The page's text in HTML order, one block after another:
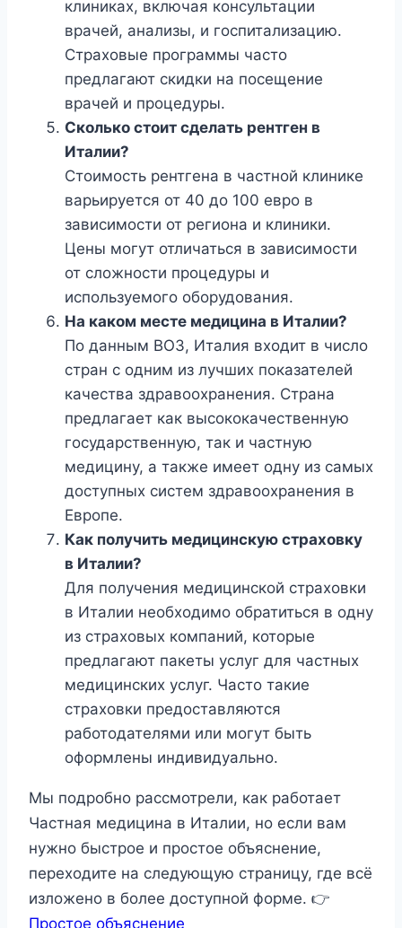
клиниках, включая консультации
врачей, анализы, и госпитализацию.
Страховые программы часто
предлагают скидки на посещение
врачей и процедуры.
Сколько стоит сделать рентген в
Италии?
Стоимость рентгена в частной клинике
варьируется от 40 до 100 евро в
зависимости от региона и клиники.
Цены могут отличаться в зависимости
от сложности процедуры и
используемого оборудования.
На каком месте медицина в Италии?
По данным ВОЗ, Италия входит в число
стран с одним из лучших показателей
качества здравоохранения. Страна
предлагает как высококачественную
государственную, так и частную
медицину, а также имеет одну из самых
доступных систем здравоохранения в
Европе.
Как получить медицинскую страховку
в Италии?
Для получения медицинской страховки
в Италии необходимо обратиться в одну
из страховых компаний, которые
предлагают пакеты услуг для частных
медицинских услуг. Часто такие
страховки предоставляются
работодателями или могут быть
оформлены индивидуально.
Мы подробно рассмотрели, как работает
Частная медицина в Италии, но если вам
нужно быстрое и простое объяснение,
переходите на следующую страницу, где всё
изложено в более доступной форме. 👉
Простое объяснение